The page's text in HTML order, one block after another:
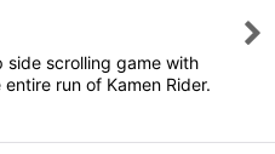
side scrolling game with
run of Kamen Rider.